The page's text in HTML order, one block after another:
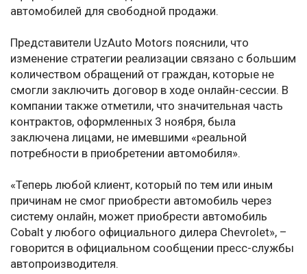
автомобилей для свободной продажи.
Представители UzAuto Motors пояснили, что
изменение стратегии реализации связано с большим
количеством обращений от граждан, которые не
смогли заключить договор в ходе онлайн-сессии. В
компании также отметили, что значительная часть
контрактов, оформленных 3 ноября, была
заключена лицами, не имевшими «реальной
потребности в приобретении автомобиля».
«Теперь любой клиент, который по тем или иным
причинам не смог приобрести автомобиль через
систему онлайн, может приобрести автомобиль
Cobalt у любого официального дилера Chevrolet», –
говорится в официальном сообщении пресс-службы
автопроизводителя.